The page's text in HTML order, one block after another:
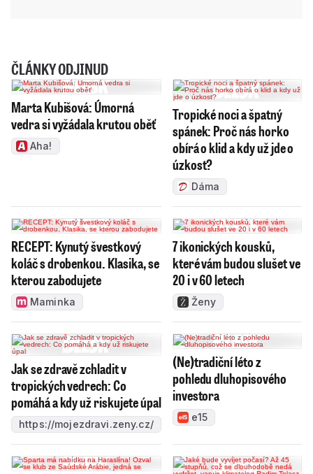
ČLÁNKY ODJINUD
Marta Kubišová: Úmorná
vedra si vyžádala krutou oběť
Aha!
Tropické noci a špatný
spánek: Proč nás horko
obírá o klid a kdy už jde o
úzkost?
Dáma
RECEPT: Kynutý švestkový
koláč s drobenkou. Klasika, se
kterou zabodujete
Maminka
7 ikonických kousků,
které vám budou slušet ve
20 i v 60 letech
Ženy
Jak se zdravě zchladit v
tropických vedrech: Co
pomáhá a kdy už riskujete úpal
https://mojezdravi.zeny.cz/
(Ne)tradiční léto z
pohledu dluhopisového
investora
e15